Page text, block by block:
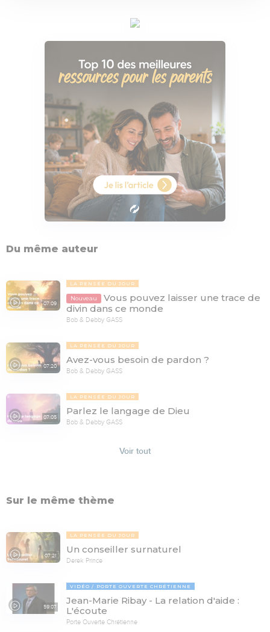
Du même auteur
07:09
LA PENSÉE DU JOUR
Nouveau
Vous pouvez laisser une trace de
divin dans ce monde
Bob & Debby GASS
07:20
LA PENSÉE DU JOUR
Avez-vous besoin de pardon ?
Bob & Debby GASS
07:05
LA PENSÉE DU JOUR
Parlez le langage de Dieu
Bob & Debby GASS
Voir tout
Sur le même thème
07:21
LA PENSÉE DU JOUR
Un conseiller surnaturel
Derek Prince
59:07
VIDÉO PORTE OUVERTE CHRÉTIENNE
Jean-Marie Ribay - La relation d'aide :
L'écoute
Porte Ouverte Chrétienne